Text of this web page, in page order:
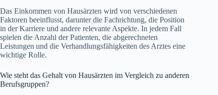
Das Einkommen von Hausärzten wird von verschiedenen
Faktoren beeinflusst, darunter die Fachrichtung, die Position
in der Karriere und andere relevante Aspekte. In jedem Fall
spielen die Anzahl der Patienten, die abgerechneten
Leistungen und die Verhandlungsfähigkeiten des Arztes eine
wichtige Rolle.
Wie steht das Gehalt von Hausärzten im Vergleich zu anderen
Berufsgruppen?